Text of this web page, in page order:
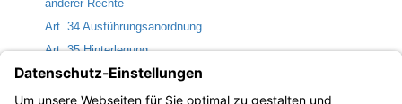
anderer Rechte
Art. 34 Ausführungsanordnung
Art. 35 Hinterlegung
Art. 36 Verteilungsverfahren
Art. 37 Aufhebung des Enteignungsbeschlusses